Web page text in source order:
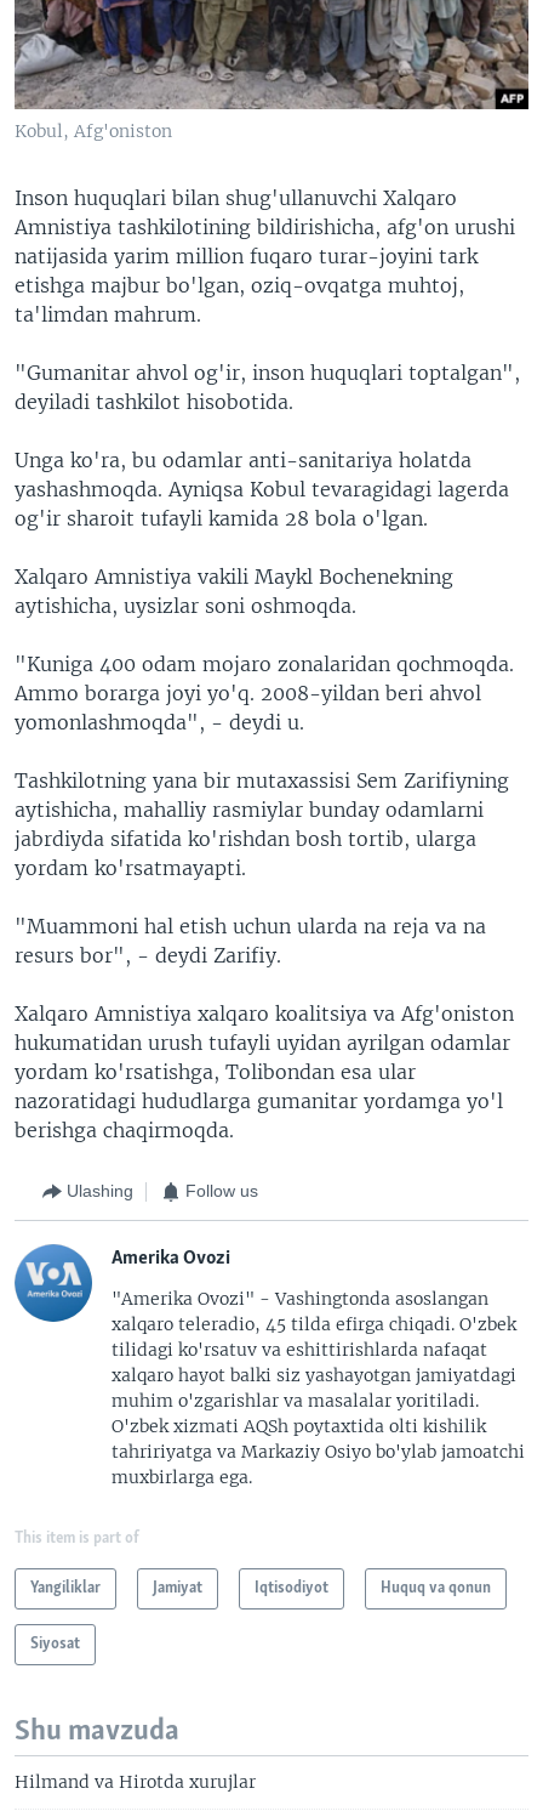
VIDEO
XABARLAR SURATLARDA
ODNOKLASSNIKI
TELEGRAM
TWITTER
Kobul, Afg'oniston
Inson huquqlari bilan shug'ullanuvchi Xalqaro
Amnistiya tashkilotining bildirishicha, afg'on urushi
natijasida yarim million fuqaro turar-joyini tark
etishga majbur bo'lgan, oziq-ovqatga muhtoj,
ta'limdan mahrum.
"Gumanitar ahvol og'ir, inson huquqlari toptalgan",
deyiladi tashkilot hisobotida.
Unga ko'ra, bu odamlar anti-sanitariya holatda
yashashmoqda. Ayniqsa Kobul tevaragidagi lagerda
og'ir sharoit tufayli kamida 28 bola o'lgan.
Xalqaro Amnistiya vakili Maykl Bochenekning
aytishicha, uysizlar soni oshmoqda.
"Kuniga 400 odam mojaro zonalaridan qochmoqda.
Ammo borarga joyi yo'q. 2008-yildan beri ahvol
yomonlashmoqda", - deydi u.
Tashkilotning yana bir mutaxassisi Sem Zarifiyning
aytishicha, mahalliy rasmiylar bunday odamlarni
jabrdiyda sifatida ko'rishdan bosh tortib, ularga
yordam ko'rsatmayapti.
"Muammoni hal etish uchun ularda na reja va na
resurs bor", - deydi Zarifiy.
Xalqaro Amnistiya xalqaro koalitsiya va Afg'oniston
hukumatidan urush tufayli uyidan ayrilgan odamlar
yordam ko'rsatishga, Tolibondan esa ular
nazoratidagi hududlarga gumanitar yordamga yo'l
berishga chaqirmoqda.
Ulashing Follow us
Amerika Ovozi
"Amerika Ovozi" - Vashingtonda asoslangan
xalqaro teleradio, 45 tilda efirga chiqadi. O'zbek
tilidagi ko'rsatuv va eshittirishlarda nafaqat
xalqaro hayot balki siz yashayotgan jamiyatdagi
muhim o'zgarishlar va masalalar yoritiladi.
O'zbek xizmati AQSh poytaxtida olti kishilik
tahririyatga va Markaziy Osiyo bo'ylab jamoatchi
muxbirlarga ega.
This item is part of
Yangiliklar Jamiyat Iqtisodiyot Huquq va qonun
Siyosat
Shu mavzuda
Hilmand va Hirotda xurujlar